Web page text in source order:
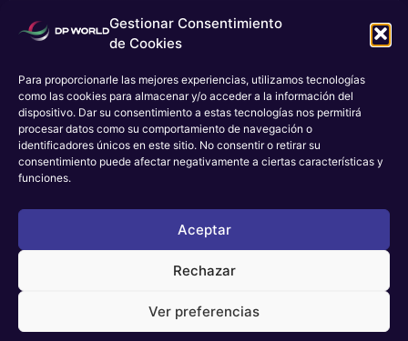
Gestionar Consentimiento
de Cookies
Para proporcionarle las mejores experiencias, utilizamos tecnologías
como las cookies para almacenar y/o acceder a la información del
dispositivo. Dar su consentimiento a estas tecnologías nos permitirá
procesar datos como su comportamiento de navegación o
identificadores únicos en este sitio. No consentir o retirar su
consentimiento puede afectar negativamente a ciertas características y
funciones.
Aceptar
Rechazar
Ver preferencias
Estudiante
Carreras